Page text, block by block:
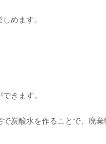
めます。
きます。
炭酸水を作ることで、廃